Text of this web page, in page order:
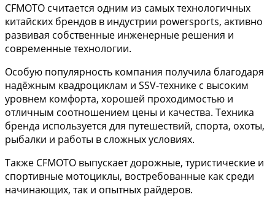
CFMOTO считается одним из самых технологичных
китайских брендов в индустрии powersports, активно
развивая собственные инженерные решения и
современные технологии.
Особую популярность компания получила благодаря
надёжным квадроциклам и SSV-технике с высоким
уровнем комфорта, хорошей проходимостью и
отличным соотношением цены и качества. Техника
бренда используется для путешествий, спорта, охоты,
рыбалки и работы в сложных условиях.
Также CFMOTO выпускает дорожные, туристические и
спортивные мотоциклы, востребованные как среди
начинающих, так и опытных райдеров.